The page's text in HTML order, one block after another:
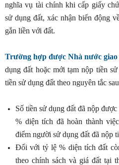
nghĩa vụ tài chính khi cấp giấy
sử dụng đất, xác nhận biến động
gắn liền với đất.
Trường hợp được Nhà nước giao
dụng đất hoặc mới tạm nộp tiền
tiền sử dụng đất theo nguyên tắc
Số tiền sử dụng đất đã nộp
% diện tích đã hoàn thành
điểm người sử dụng đất đã nộp
Đối với tỷ lệ % diện tích đất
theo chính sách và giá đất tại